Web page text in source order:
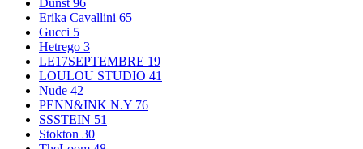
Dunst 96
Erika Cavallini 65
Gucci 5
Hetrego 3
LE17SEPTEMBRE 19
LOULOU STUDIO 41
Nude 42
PENN&INK N.Y 76
SSSTEIN 51
Stokton 30